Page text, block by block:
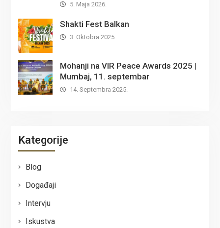
5. Maja 2026.
Shakti Fest Balkan
3. Oktobra 2025.
Mohanji na VIR Peace Awards 2025 |
Mumbaj, 11. septembar
14. Septembra 2025.
Kategorije
Blog
Događaji
Intervju
Iskustva